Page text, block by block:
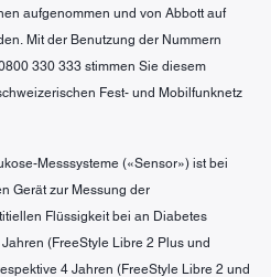
aufgenommen und von Abbott auf
Mit der Benutzung der Nummern
330 333 stimmen Sie diesem
Fest- und Mobilfunknetz
Messsysteme («Sensor») ist bei
Gerät zur Messung der
Flüssigkeit bei an Diabetes
(FreeStyle Libre 2 Plus und
4 Jahren (FreeStyle Libre 2 und